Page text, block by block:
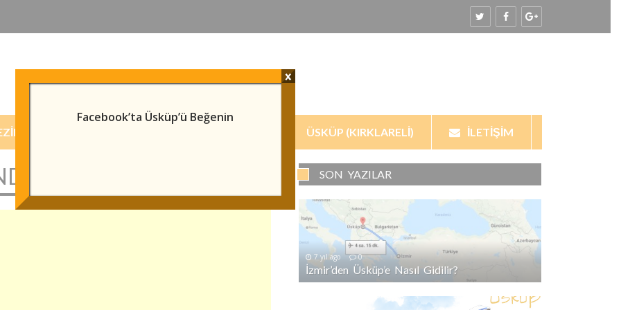
GÖRÜLECEK YERLER ÜSKÜP (KIRKLARELI) İLETIŞIM
BILGI SON YAZILAR
7 yıl ago 0
İzmir’den Üsküp’e Nasıl Gidilir?
Facebook’ta Üsküp’ü Beğenin
x